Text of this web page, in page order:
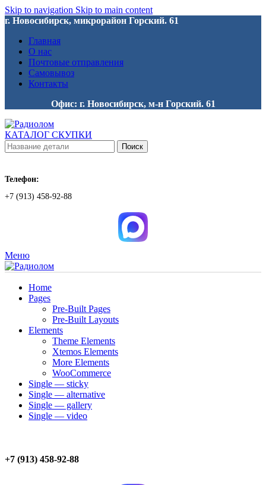
Skip to navigation Skip to main content
г. Новосибирск, микрорайон Горский. 61
Главная
О нас
Почтовые отправления
Самовывоз
Контакты
Офис: г. Новосибирск, м-н Горский. 61
КАТАЛОГ СКУПКИ
Поиск
Телефон:
+7 (913) 458-92-88
Меню
Home
Pages
Pre-Built Pages
Pre-Built Layouts
Elements
Theme Elements
Xtemos Elements
More Elements
WooCommerce
Single — sticky
Single — alternative
Single — gallery
Single — video
+7 (913) 458-92-88